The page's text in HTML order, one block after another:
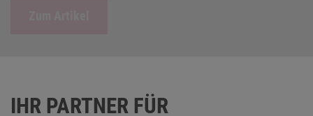
AUTOMATISIERUNGSTECHNIK